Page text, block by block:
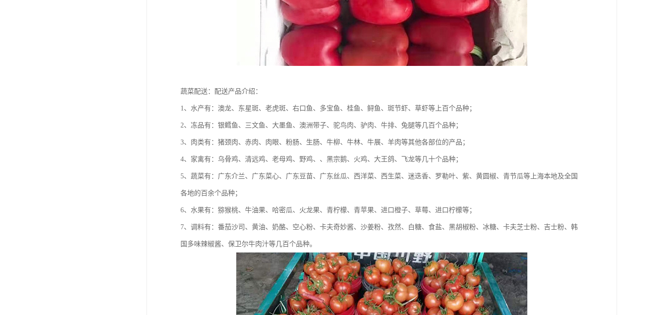
蔬菜配送：配送产品介绍：
1、水产有：澳龙、东星斑、老虎斑、右口鱼、多宝鱼、桂鱼、鲟鱼、斑节虾、草虾等上百个品种；
2、冻品有：银鳕鱼、三文鱼、大墨鱼、澳洲带子、驼鸟肉、驴肉、牛排、兔腿等几百个品种；
3、肉类有：猪颈肉、赤肉、肉眼、粉肠、生肠、牛柳、牛林、牛展、羊肉等其他各部位的产品；
4、家禽有：乌骨鸡、清远鸡、老母鸡、野鸡、、黑宗鹅、火鸡、大王鸽、飞龙等几十个品种；
5、蔬菜有：广东介兰、广东菜心、广东豆苗、广东丝瓜、西洋菜、西生菜、迷迭香、罗勒叶、紫、黄圆椒、青节瓜等上海本地及全国
各地的百余个品种；
6、水果有：猕猴桃、牛油果、哈密瓜、火龙果、青柠檬、青苹果、进口橙子、草莓、进口柠檬等；
7、调料有：番茄沙司、黄油、奶酪、空心粉、卡夫奇妙酱、沙姜粉、孜然、白糖、食盐、黑胡椒粉、冰糖、卡夫芝士粉、吉士粉、韩
国多味辣椒酱、保卫尔牛肉汁等几百个品种。